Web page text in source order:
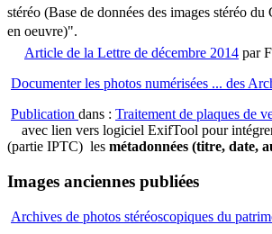
stéréo (Base de données des images stéréo
en oeuvre)".
Article de la Lettre de décembre 2014 par
Documenter les photos numérisées ... des
Publication dans : Traitement de plaques de
avec lien vers logiciel ExifTool pour
(partie IPTC) les métadonnées (titre, date,
Images anciennes publiées
Archives de photos stéréoscopiques du